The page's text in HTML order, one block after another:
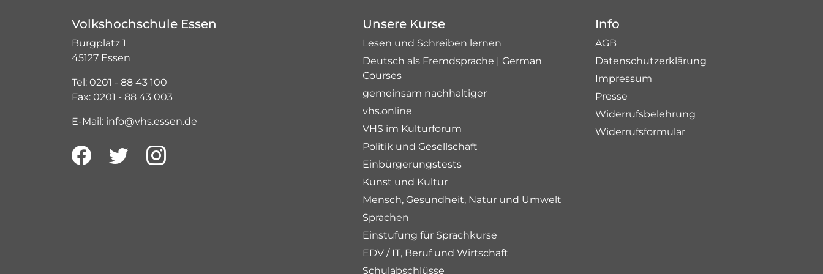
Volkshochschule Essen
Burgplatz 1
45127 Essen
Tel: 0201 - 88 43 100
Fax: 0201 - 88 43 003
E-Mail: info@vhs.essen.de
Unsere Kurse
Lesen und Schreiben lernen
Deutsch als Fremdsprache | German
Courses
gemeinsam nachhaltiger
vhs.online
VHS im Kulturforum
Politik und Gesellschaft
Einbürgerungstests
Kunst und Kultur
Mensch, Gesundheit, Natur und Umwelt
Sprachen
Einstufung für Sprachkurse
EDV / IT, Beruf und Wirtschaft
Schulabschlüsse
Info
AGB
Datenschutzerklärung
Impressum
Presse
Widerrufsbelehrung
Widerrufsformular